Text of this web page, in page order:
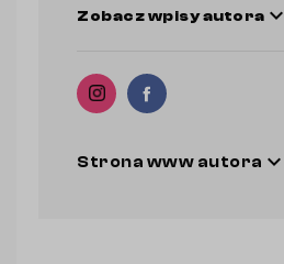
Zobacz wpisy autoraexpand_more
Strona www autora expand_more